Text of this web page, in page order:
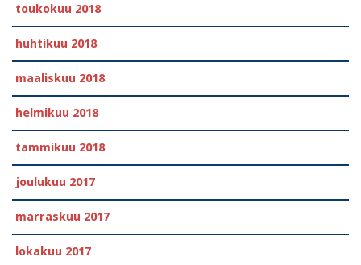
toukokuu 2018
huhtikuu 2018
maaliskuu 2018
helmikuu 2018
tammikuu 2018
joulukuu 2017
marraskuu 2017
lokakuu 2017